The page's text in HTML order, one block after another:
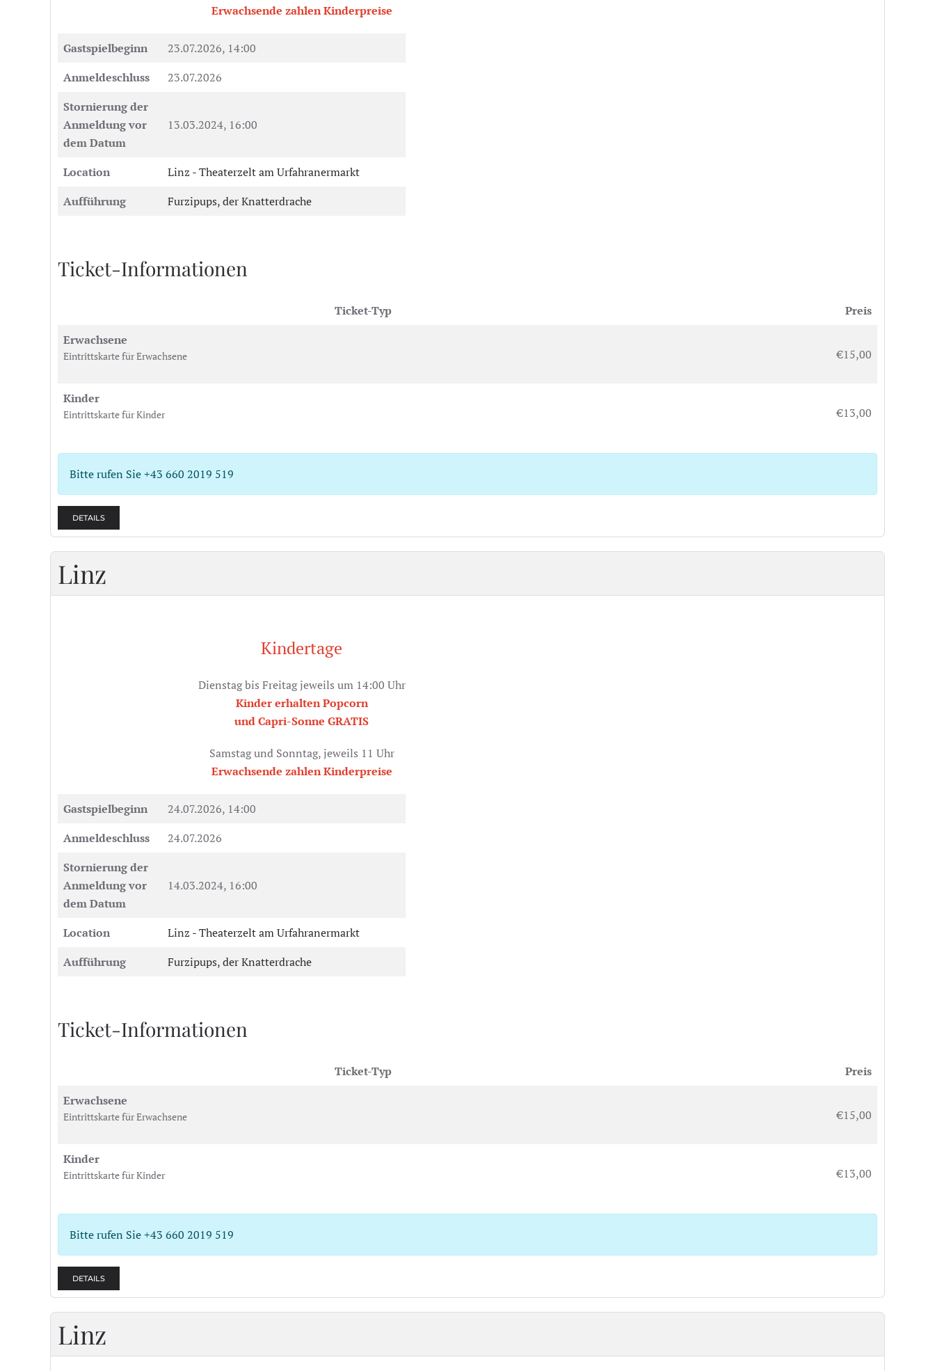
Erwachsende zahlen Kinderpreise
Gastspielbeginn
23.07.2026, 14:00
Anmeldeschluss
23.07.2026
Stornierung der
Anmeldung vor
dem Datum
13.03.2024, 16:00
Location
Linz - Theaterzelt am Urfahranermarkt
Aufführung
Furzipups, der Knatterdrache
Ticket-Informationen
Ticket-Typ
Preis
Erwachsene
Eintrittskarte für Erwachsene €15,00
Kinder
Eintrittskarte für Kinder €13,00
Bitte rufen Sie +43 660 2019 519
DETAILS
Linz
Kindertage
Dienstag bis Freitag jeweils um 14:00 Uhr
Kinder erhalten Popcorn
und Capri-Sonne GRATIS
Samstag und Sonntag, jeweils 11 Uhr
Erwachsende zahlen Kinderpreise
Gastspielbeginn
24.07.2026, 14:00
Anmeldeschluss
24.07.2026
Stornierung der
Anmeldung vor
dem Datum
14.03.2024, 16:00
Location
Linz - Theaterzelt am Urfahranermarkt
Aufführung
Furzipups, der Knatterdrache
Ticket-Informationen
Ticket-Typ
Preis
Erwachsene
Eintrittskarte für Erwachsene €15,00
Kinder
Eintrittskarte für Kinder €13,00
Bitte rufen Sie +43 660 2019 519
DETAILS
Linz